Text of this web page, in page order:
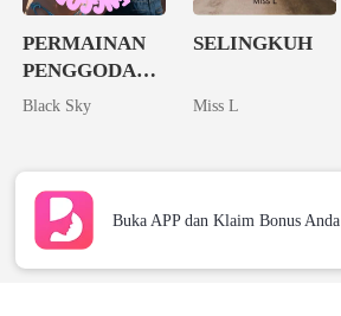
PERMAINAN
PENGGODA
IMAN
Black Sky
SELINGKUH
Miss L
Buka APP dan Klaim Bonus Anda